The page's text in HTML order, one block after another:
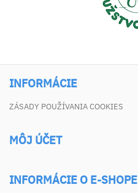
INFORMÁCIE
ZÁSADY POUŽÍVANIA COOKIES
MÔJ ÚČET
INFORMÁCIE O E-SHOPE